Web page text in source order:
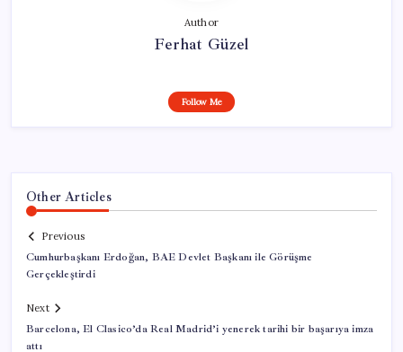
Author
Ferhat Güzel
Follow Me
Other Articles
Previous
Cumhurbaşkanı Erdoğan, BAE Devlet Başkanı ile Görüşme
Gerçekleştirdi
Next
Barcelona, El Clasico’da Real Madrid’i yenerek tarihi bir başarıya imza
attı